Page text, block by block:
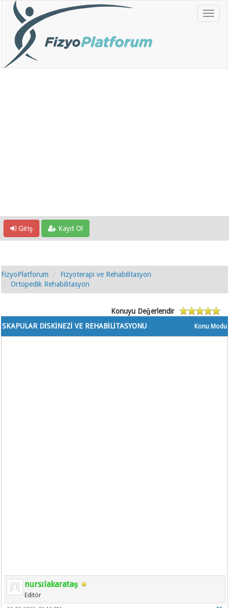
Giriş Kayıt Ol
FizyoPlatforum
Fizyoterapi ve Rehabilitasyon
Ortopedik Rehabilitasyon
Konuyu Değerlendir
Konu Modu
SKAPULAR DİSKİNEZİ VE REHABİLİTASYONU
nursılakarataş
Editör